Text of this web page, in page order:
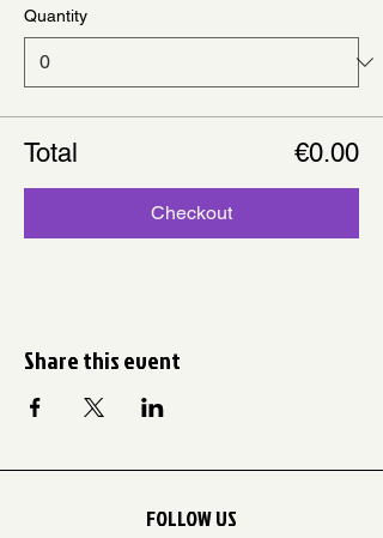
Quantity
Total €0.00
Checkout
Share this event
FOLLOW US